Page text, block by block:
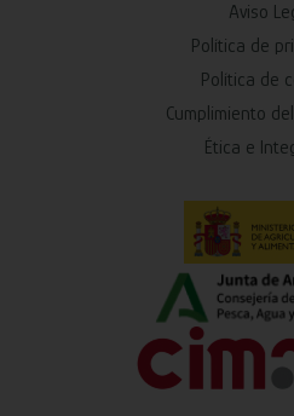
Aviso
Política de
Política de
Cumplimiento
Ética e